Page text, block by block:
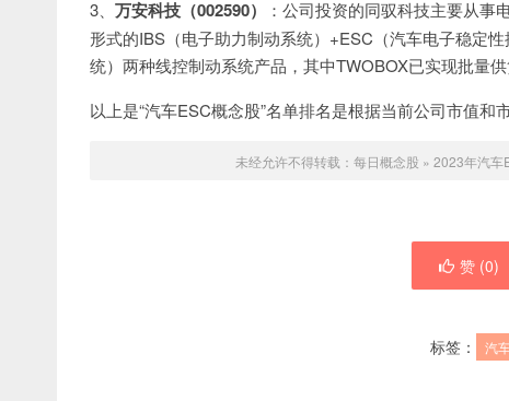
3、 万安科技（002590）
：公司投资的同驭科技主要从
形式的IBS（电子助力制动系统）+ESC（汽车电子稳定
统）两种线控制动系统产品，其中TWOBOX已实现批量供
以上是“汽车ESC概念股”名单排名是根据当前公司市值和
未经允许不得转载： 每日概念股 » 2023年汽车
赞 (0)
标签： 汽